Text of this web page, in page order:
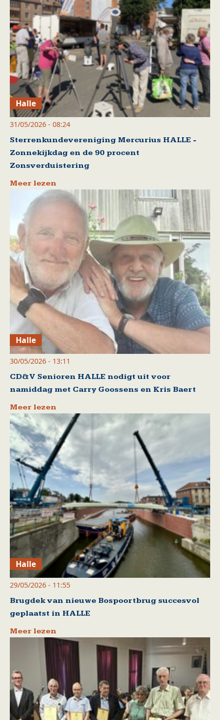
Halle
31/05/2026 - 08:24
Sterrenkundevereniging Mercurius HALLE -
Zonnekijkdag en de 90 procent
Zonsverduistering
Meer lezen
Halle
30/05/2026 - 13:11
CD&V Senioren HALLE nodigt uit voor
namiddag met Carry Goossens en Kris Baert
Meer lezen
Halle
29/05/2026 - 11:55
Brugdek van nieuwe Bospoortbrug succesvol
geplaatst in HALLE
Meer lezen